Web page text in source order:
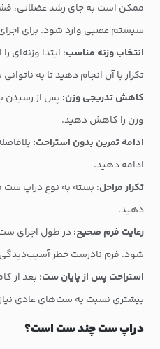
ممکن است به جای رشد عضلانی،
سیستم عصبی وارد شود. برای
انتخاب وزنه مناسب
تکرار با آن انجام دهید تا به
کاهش تدریجی وزن:
وزن را کاهش دهید.
ادامه تمرین بدون استراحت:
ادامه دهید.
تکرار مراحل
دهید.
رعایت فرم صحیح:در طول اجرای
شود. فرم نادرست خطر
استراحت پس از پایان ست: بعد از
بیشتری نسبت به ست‌های عادی نیاز دارید
دراپ ست چند ست است؟